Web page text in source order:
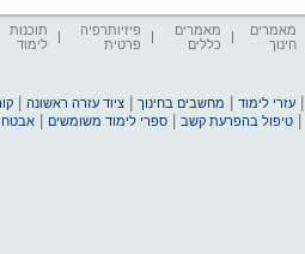
מאמרים
חינוך
מאמרים
כללים
פיזיותרפיה
פרטית
תוכנות
לימוד
עזרי לימוד מחשבים בחינוך |ציוד עזרה ראשונה |
|טיפול בהפרעת קשב |ספרי לימוד משומשים |